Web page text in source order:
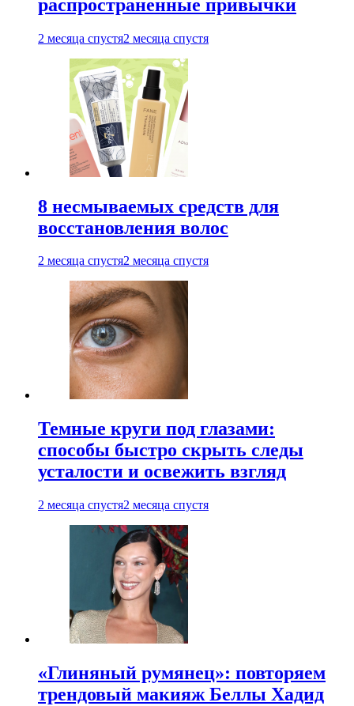
распространенные привычки
2 месяца спустя2 месяца спустя
8 несмываемых средств для
восстановления волос
2 месяца спустя2 месяца спустя
Темные круги под глазами:
способы быстро скрыть следы
усталости и освежить взгляд
2 месяца спустя2 месяца спустя
«Глиняный румянец»: повторяем
трендовый макияж Беллы Хадид